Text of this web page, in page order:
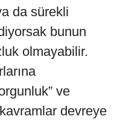
da sürekli
bunun
olmayabilir.
ve
devreye